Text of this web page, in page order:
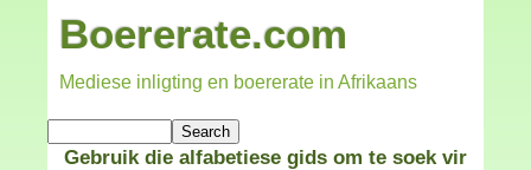
Boererate.com
Mediese inligting en boererate in Afrikaans
Gebruik die alfabetiese gids om te soek vir